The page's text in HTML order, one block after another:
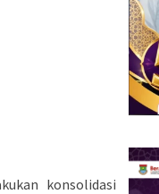
konsolidasi